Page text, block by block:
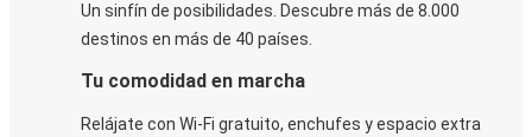
Un sinfín de posibilidades. Descubre más de 8.000
destinos en más de 40 países.
Tu comodidad en marcha
Relájate con Wi-Fi gratuito, enchufes y espacio extra